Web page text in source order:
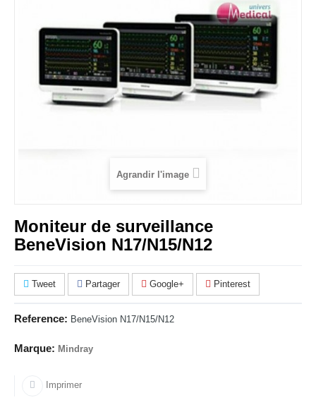
Agrandir l'image
Moniteur de surveillance
BeneVision N17/N15/N12
Tweet Partager Google+ Pinterest
Reference: BeneVision N17/N15/N12
Marque: Mindray
Imprimer